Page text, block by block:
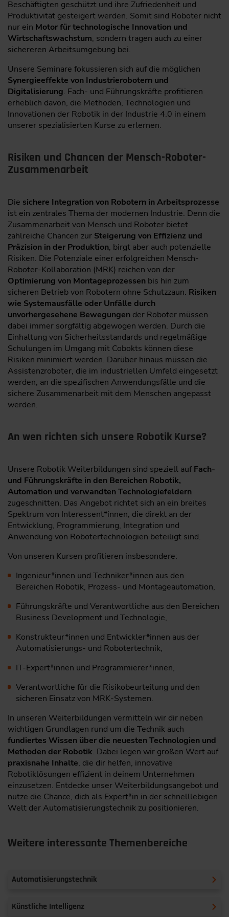
Beschäftigten geschützt und ihre Zufriedenheit und
Produktivität gesteigert werden. Somit sind Roboter nicht
nur ein Motor für technologische Innovation und
Wirtschaftswachstum, sondern tragen auch zu einer
sichereren Arbeitsumgebung bei.
Unsere Seminare fokussieren sich auf die möglichen
Synergieeffekte von Industrierobotern und
Digitalisierung. Fach- und Führungskräfte profitieren
erheblich davon, die Methoden, Technologien und
Innovationen der Robotik in der Industrie 4.0 in einem
unserer spezialisierten Kurse zu erlernen.
Risiken und Chancen der Mensch-Roboter-
Zusammenarbeit
Die sichere Integration von Robotern in Arbeitsprozesse
ist ein zentrales Thema der modernen Industrie. Denn die
Zusammenarbeit von Mensch und Roboter bietet
zahlreiche Chancen zur Steigerung von Effizienz und
Präzision in der Produktion, birgt aber auch potenzielle
Risiken. Die Potenziale einer erfolgreichen Mensch-
Roboter-Kollaboration (MRK) reichen von der
Optimierung von Montageprozessen bis hin zum
sicheren Betrieb von Robotern ohne Schutzzaun. Risiken
wie Systemausfälle oder Unfälle durch
unvorhergesehene Bewegungen der Roboter müssen
dabei immer sorgfältig abgewogen werden. Durch die
Einhaltung von Sicherheitsstandards und regelmäßige
Schulungen im Umgang mit Cobokts können diese
Risiken minimiert werden. Darüber hinaus müssen die
Assistenzroboter, die im industriellen Umfeld eingesetzt
werden, an die spezifischen Anwendungsfälle und die
sichere Zusammenarbeit mit dem Menschen angepasst
werden.
An wen richten sich unsere Robotik Kurse?
Unsere Robotik Weiterbildungen sind speziell aufFach-
und Führungskräfte in den Bereichen Robotik,
Automation und verwandten Technologiefeldern
zugeschnitten. Das Angebot richtet sich an ein breites
Spektrum von Interessent*innen, die direkt an der
Entwicklung, Programmierung, Integration und
Anwendung von Robotertechnologien beteiligt sind.
Von unseren Kursen profitieren insbesondere:
Ingenieur*innen und Techniker*innen aus den
Bereichen Robotik, Prozess- und Montageautomation,
Führungskräfte und Verantwortliche aus den Bereichen
Business Development und Technologie,
Konstrukteur*innen und Entwickler*innen aus der
Automatisierungs- und Robotertechnik,
IT-Expert*innen und Programmierer*innen,
Verantwortliche für die Risikobeurteilung und den
sicheren Einsatz von MRK-Systemen.
In unseren Weiterbildungen vermitteln wir dir neben
wichtigen Grundlagen rund um die Technik auch
fundiertes Wissen über die neuesten Technologien und
Methoden der Robotik. Dabei legen wir großen Wert auf
praxisnahe Inhalte, die dir helfen, innovative
Robotiklösungen effizient in deinem Unternehmen
einzusetzen. Entdecke unser Weiterbildungsangebot und
nutze die Chance, dich als Expert*in in der schnelllebigen
Welt der Automatisierungstechnik zu positionieren.
Weitere interessante Themenbereiche
Automatisierungstechnik
Künstliche Intelligenz